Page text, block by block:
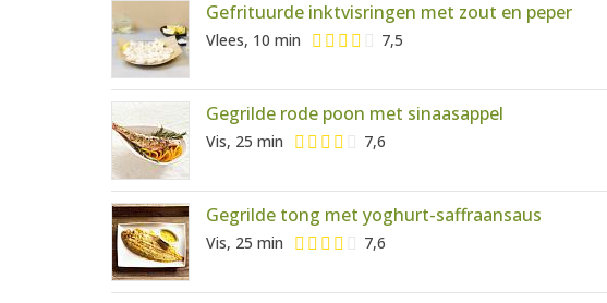
Gefrituurde inktvisringen met zout en peper
Vlees, 10 min 7,5
Gegrilde rode poon met sinaasappel
Vis, 25 min 7,6
Gegrilde tong met yoghurt-saffraansaus
Vis, 25 min 7,6